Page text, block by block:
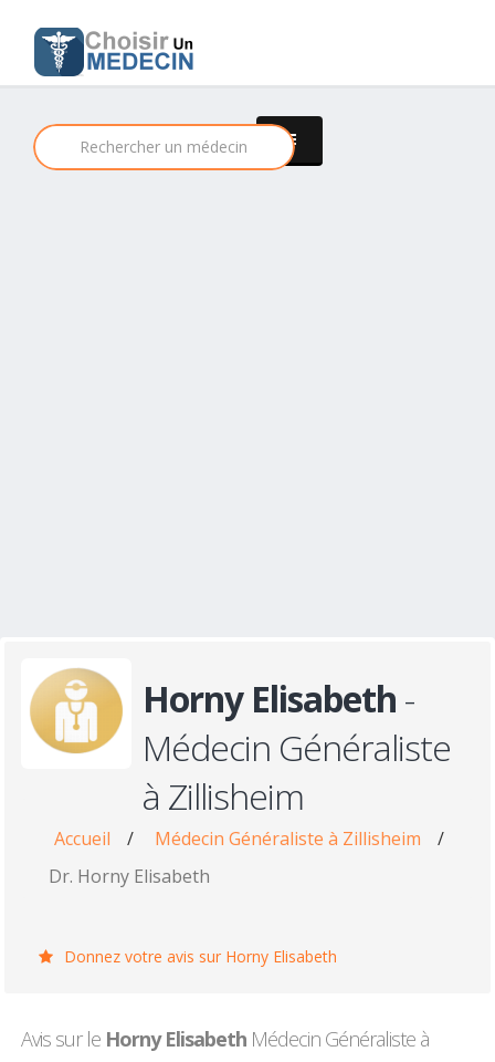
Horny Elisabeth -
Médecin Généraliste
à Zillisheim
Accueil / Médecin Généraliste à Zillisheim
/
Dr. Horny Elisabeth
Donnez votre avis sur Horny Elisabeth
Avis sur le Horny Elisabeth Médecin Généraliste à